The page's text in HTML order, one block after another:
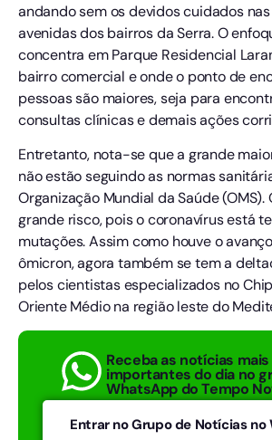
andando sem os devidos cuidados
avenidas dos bairros da Serra. O
concentra em Parque Residencial
bairro comercial e onde o ponto de
pessoas são maiores, seja para
consultas clínicas e demais ações
Entretanto, nota-se que a grande
não estão seguindo as normas
Organização Mundial da Saúde
grande risco, pois o coronavírus está
mutações. Assim como houve o
ômicron, agora também se tem a
pelos cientistas especializados no
Oriente Médio na região leste do
Receba as notícias mais
importantes do dia no
WhatsApp do Tempo
Entrar no Grupo de Notícias no